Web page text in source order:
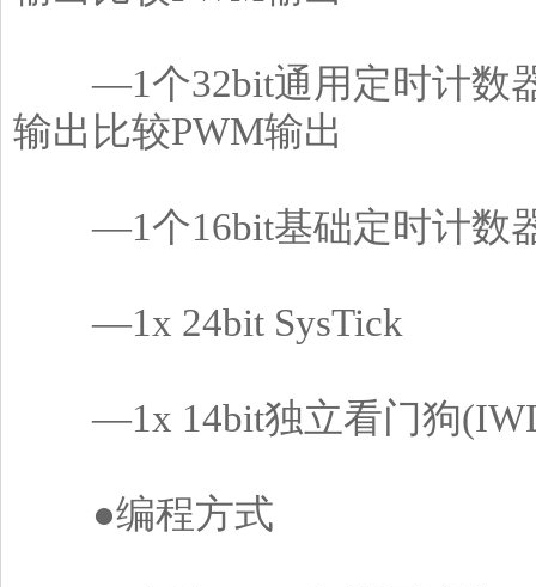
―1个32bit通用定时计数器
输出比较PWM输出
―1个16bit基础定时计数
―1x 24bit SysTick
―1x 14bit独立看门狗
●编程方式